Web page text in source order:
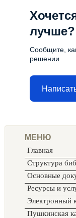
лучше?
Сообщите,
решении
МЕНЮ
Главная
Структура
Основные
Ресурсы и
Электронный
Пушкинская